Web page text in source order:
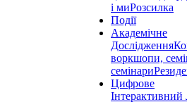
і миРозсилка
Події
Академічне
Дослідження
воркшопи,
семінари
Цифрове
Інтерактивний